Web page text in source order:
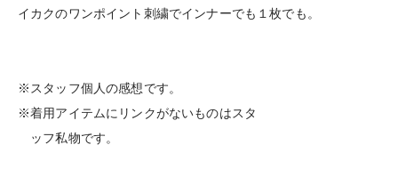
イカクのワンポイント刺繍でインナーでも１枚でも。
※スタッフ個人の感想です。
※着用アイテムにリンクがないものはスタ
ッフ私物です。